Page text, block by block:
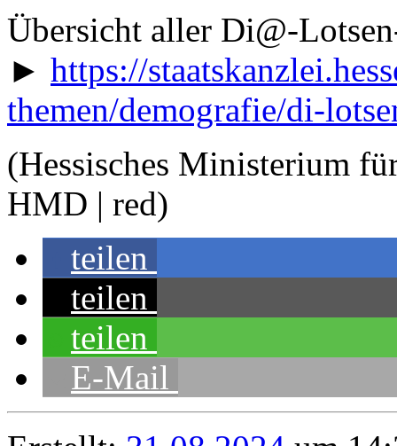
Übersicht aller Di@-
► https://
themen/demografie/di-
(Hessisches Ministerium
HMD | red)
teilen
teilen
teilen
E-Mail